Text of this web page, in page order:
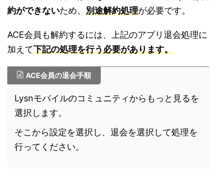
約ができないため、 別途解約処理が必要です。
ACE会員も解約するには、上記のアプリ退会処理に
加えて下記の処理を行う必要があります。
ACE会員の退会手順
Lysnモバイルのコミュニティからもっと見るを
選択します。
そこから設定を選択し、退会を選択して処理を
行ってください。